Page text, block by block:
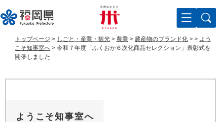
ー
ジ
す
ニ
ュ
し
トップページ > しごと・産業・観光 > 農業 > 農産物のブランド化 > > よう
こそ知事室へ > 令和７年度「ふくおか６次化商品セレクション」表彰式を
開催しました
ようこそ知事室へ